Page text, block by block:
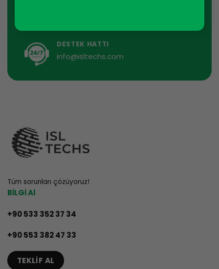
DESTEK HATTI
info@isltechs.com
Tüm sorunları çözüyoruz!
BİLGİ Al
+90 533 352 37 34
+90 553 382 47 33
TEKLIF AL